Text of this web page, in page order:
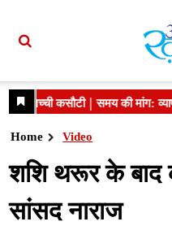
Home Video
शशि थरूर के
सांसद नाराज